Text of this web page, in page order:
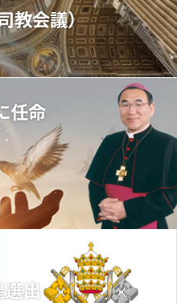
教会議）
任命
出